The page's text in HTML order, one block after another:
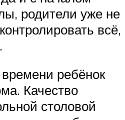
родители уже не
всё,
ребёнок
Качество
столовой